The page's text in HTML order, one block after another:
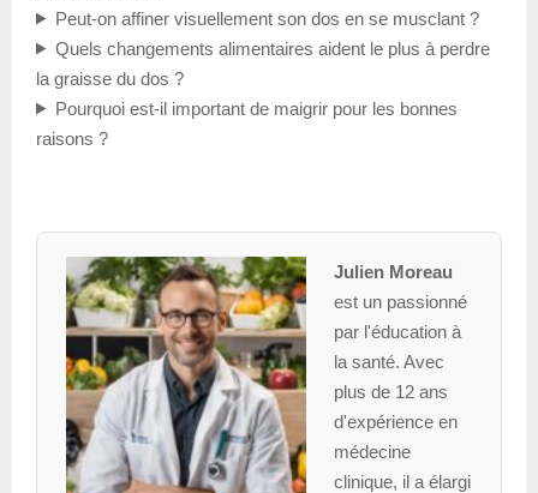
Peut-on affiner visuellement son dos en se musclant ?
Quels changements alimentaires aident le plus à perdre
la graisse du dos ?
Pourquoi est-il important de maigrir pour les bonnes
raisons ?
Julien Moreau
est un passionné
par l'éducation à
la santé. Avec
plus de 12 ans
d'expérience en
médecine
clinique, il a élargi